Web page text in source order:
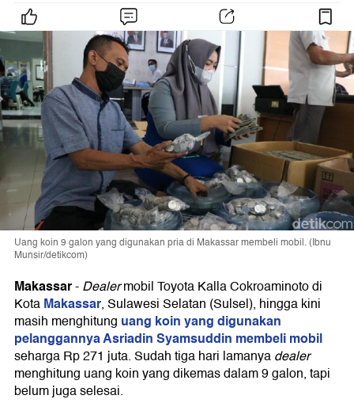
Uang koin 9 galon yang digunakan pria di Makassar membeli mobil. (Ibnu
Munsir/detikcom)
Makassar-Dealermobil Toyota Kalla Cokroaminoto di
KotaMakassar, Sulawesi Selatan (Sulsel), hingga kini
masih menghitung uang koin yang digunakan
pelanggannya Asriadin Syamsuddin membeli mobil
seharga Rp 271 juta. Sudah tiga hari lamanyadealer
menghitung uang koin yang dikemas dalam 9 galon, tapi
belum juga selesai.